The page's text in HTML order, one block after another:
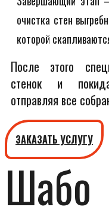
очистка стен
которой
После этого
стенок и
отправляя все
ЗАКАЗАТЬ УСЛУГУ
Шабо